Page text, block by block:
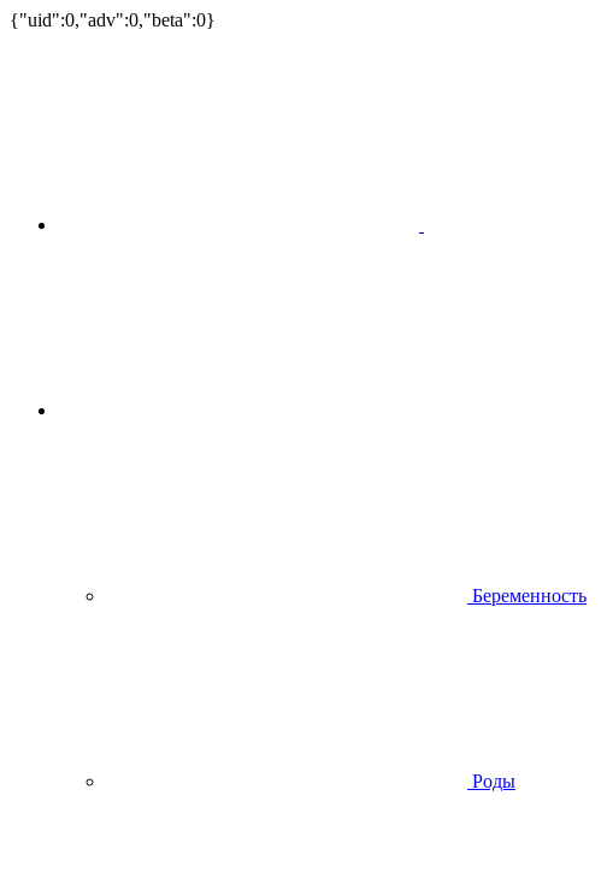
{"uid":0,"adv":0,"beta":0}
Беременность
Роды